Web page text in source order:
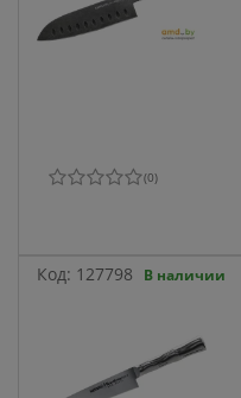
(0)
Код: 127798 В наличии